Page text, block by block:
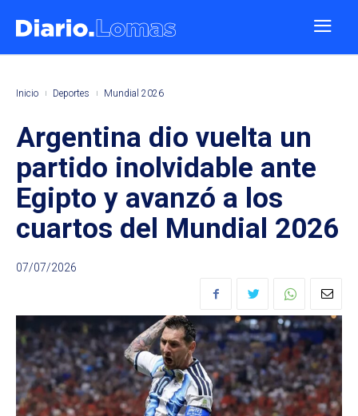
Inicio Deportes Mundial 2026
Argentina dio vuelta un
partido inolvidable ante
Egipto y avanzó a los
cuartos del Mundial 2026
07/07/2026